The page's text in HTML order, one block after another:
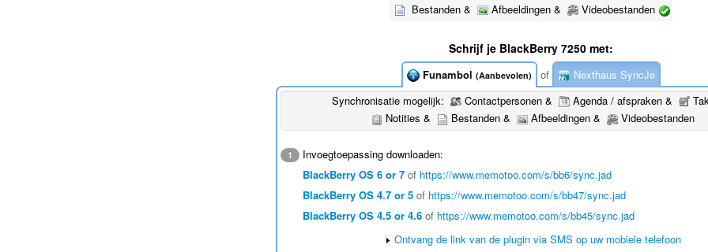
Bestanden &
Afbeeldingen & Videobestanden
Schrijf je BlackBerry 7250 met:
Funambol (Aanbevolen) of
Nexthaus SyncJe
Synchronisatie mogelijk:
Contactpersonen & Agenda / afspraken &
Notities &
Bestanden & Afbeeldingen & Videobestanden
1
Invoegtoepassing downloaden:
BlackBerry OS 6 or 7 of https://www.memotoo.com/s/bb6/sync.jad
BlackBerry OS 4.7 or 5 of https://www.memotoo.com/s/bb47/sync.jad
BlackBerry OS 4.5 or 4.6 of https://www.memotoo.com/s/bb45/sync.jad
Ontvang de link van de plugin via SMS op uw mobiele telefoon